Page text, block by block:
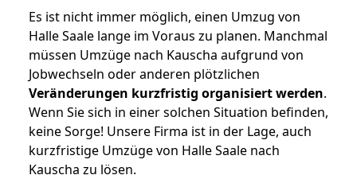
Es ist nicht immer möglich, einen Umzug von
Halle Saale lange im Voraus zu planen. Manchmal
müssen Umzüge nach Kauscha aufgrund von
Jobwechseln oder anderen plötzlichen
Veränderungen kurzfristig organisiert werden.
Wenn Sie sich in einer solchen Situation befinden,
keine Sorge! Unsere Firma ist in der Lage, auch
kurzfristige Umzüge von Halle Saale nach
Kauscha zu lösen.